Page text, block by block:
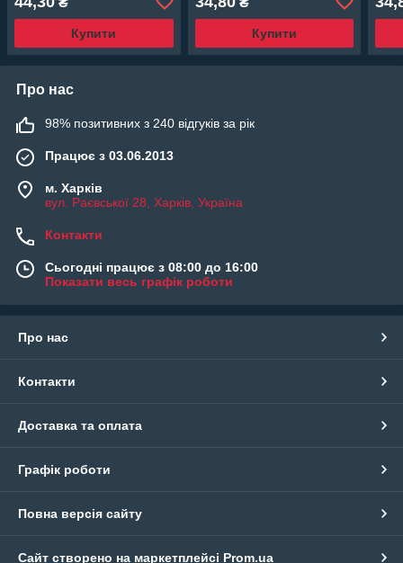
Купити Купити
Про нас
98% позитивних з 240 відгуків за рік
Працює з 03.06.2013
м. Харків
вул. Раєвської 28, Харків, Україна
Контакти
Сьогодні працює з 08:00 до 16:00
Показати весь графік роботи
Про нас
Контакти
Доставка та оплата
Графік роботи
Повна версія сайту
Сайт створено на маркетплейсі Prom.ua